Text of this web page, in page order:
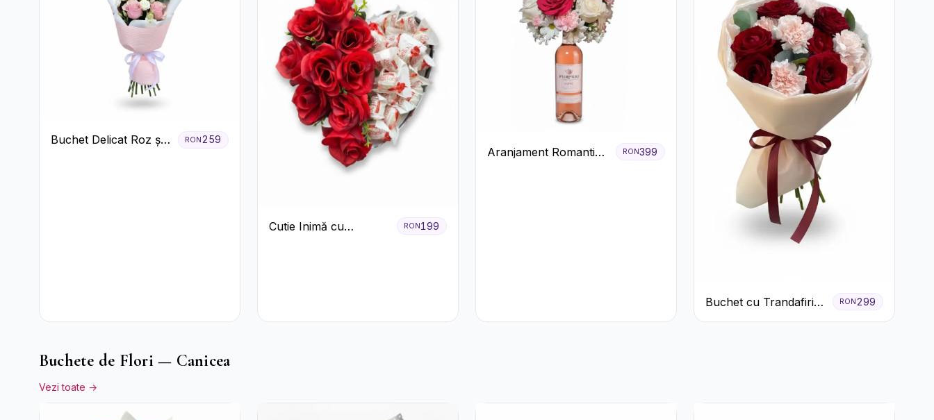
Buchet Delicat Roz și
RON259
Cutie Inimă cu
RON 199
Aranjament Romantic
RON399
Buchet cu Trandafiri
Roșii și Garoafe Roz
RON 299
Buchete de Flori — Canicea
Vezi toate →